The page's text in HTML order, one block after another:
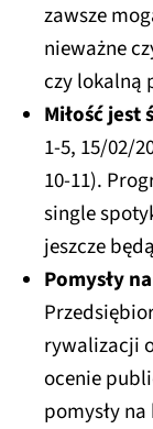
zawsze
nieważne
czy lokalną
Miłość jest
1-5, 15/02/
10-11).
single
jeszcze
Pomysły
rywalizacji
ocenie
pomysły